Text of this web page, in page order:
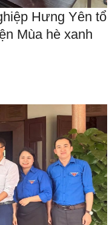
Hưng Yên tổ
Mùa hè xanh